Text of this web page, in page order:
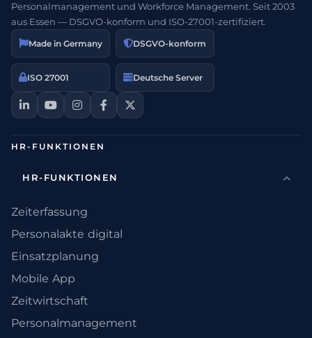
Personalmanagement und Workforce Management. Seit 2003
aus Essen — DSGVO-konform und ISO-27001-zertifiziert.
Made in Germany DSGVO-konform
ISO 27001 Deutsche Server
HR-FUNKTIONEN
HR-FUNKTIONEN
Zeiterfassung
Personalakte digital
Einsatzplanung
Mobile App
Zeitwirtschaft
Personalmanagement